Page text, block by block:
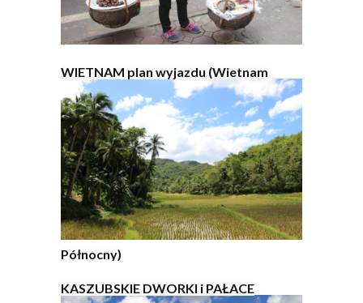
WIETNAM plan wyjazdu (Wietnam
Północny)
KASZUBSKIE DWORKI i PAŁACE